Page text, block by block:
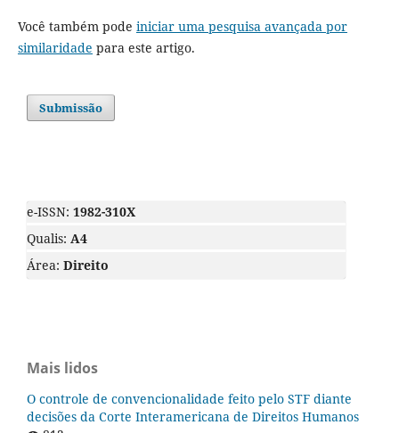
Você também pode iniciar uma pesquisa avançada por
similaridade para este artigo.
Submissão
e-ISSN: 1982-310X
Qualis: A4
Área: Direito
Mais lidos
O controle de convencionalidade feito pelo STF diante
decisões da Corte Interamericana de Direitos Humanos